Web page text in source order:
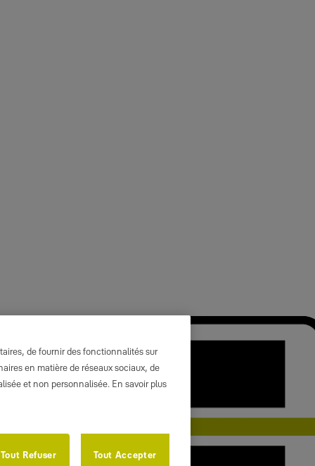
de fournir des fonctionnalités sur
en matière de réseaux sociaux, de
et non personnalisée. En savoir plus
Tout Refuser Tout Accepter